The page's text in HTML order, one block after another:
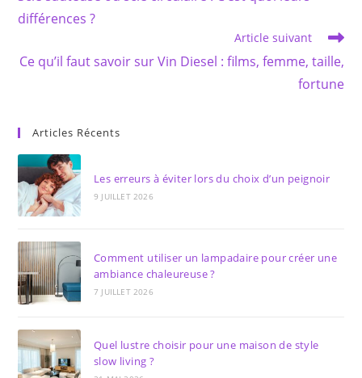
différences ?
Article suivant
Ce qu’il faut savoir sur Vin Diesel : films, femme, taille,
fortune
Articles Récents
Les erreurs à éviter lors du choix d’un peignoir
9 JUILLET 2026
Comment utiliser un lampadaire pour créer une
ambiance chaleureuse ?
7 JUILLET 2026
Quel lustre choisir pour une maison de style
slow living ?